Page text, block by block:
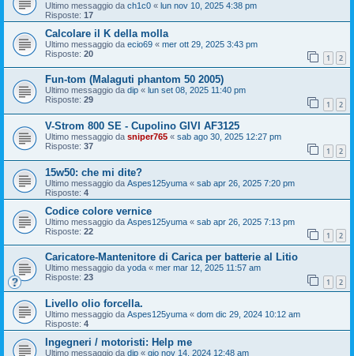
Ultimo messaggio da ch1c0 « lun nov 10, 2025 4:38 pm
Risposte: 17
Calcolare il K della molla
Ultimo messaggio da ecio69 « mer ott 29, 2025 3:43 pm
Risposte: 20 1 2
Fun-tom (Malaguti phantom 50 2005)
Ultimo messaggio da dip « lun set 08, 2025 11:40 pm
Risposte: 29 1 2
V-Strom 800 SE - Cupolino GIVI AF3125
Ultimo messaggio da sniper765 « sab ago 30, 2025 12:27 pm
Risposte: 37 1 2
15w50: che mi dite?
Ultimo messaggio da Aspes125yuma « sab apr 26, 2025 7:20 pm
Risposte: 4
Codice colore vernice
Ultimo messaggio da Aspes125yuma « sab apr 26, 2025 7:13 pm
Risposte: 22 1 2
Caricatore-Mantenitore di Carica per batterie al Litio
Ultimo messaggio da yoda « mer mar 12, 2025 11:57 am
Risposte: 23 1 2
Livello olio forcella.
Ultimo messaggio da Aspes125yuma « dom dic 29, 2024 10:12 am
Risposte: 4
Ingegneri / motoristi: Help me
Ultimo messaggio da dip « gio nov 14, 2024 12:48 am